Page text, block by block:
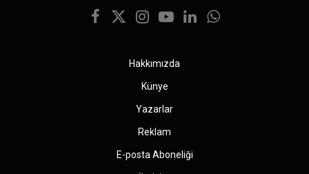
Facebook
X
Instagram
YouTubeLinkedInWhatsApp
Hakkımızda
Künye
Yazarlar
Reklam
E-posta Aboneliği